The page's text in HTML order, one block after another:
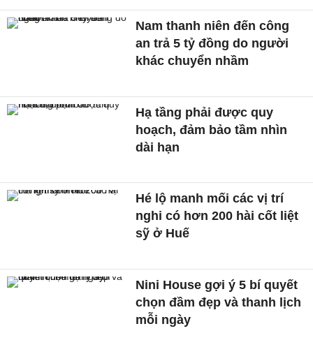
Nam thanh niên đến công
an trả 5 tỷ đồng do người
khác chuyển nhầm
Hạ tầng phải được quy
hoạch, đảm bảo tầm nhìn
dài hạn
Hé lộ manh mối các vị trí
nghi có hơn 200 hài cốt liệt
sỹ ở Huế
Nini House gợi ý 5 bí quyết
chọn đầm đẹp và thanh lịch
mỗi ngày